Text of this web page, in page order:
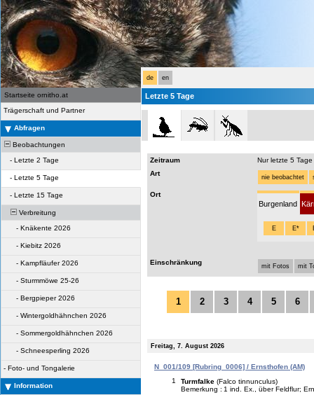
de en
Startseite ornitho.at
Trägerschaft und Partner
Abfragen
Beobachtungen
- Letzte 2 Tage
- Letzte 5 Tage
- Letzte 15 Tage
Verbreitung
- Knäkente 2026
- Kiebitz 2026
- Kampfläufer 2026
- Sturmmöwe 25-26
- Bergpieper 2026
- Wintergoldhähnchen 2026
- Sommergoldhähnchen 2026
- Schneesperling 2026
- Foto- und Tongalerie
Information
Letzte 5 Tage
Zeitraum
Nur letzte 5 Tage
Art
nie beobachtet
Ort
Burgenland
E E*
Einschränkung mit Fotos mit
1 2 3 4 5 6
Freitag, 7. August 2026
N_001/109 [Rubring_0006] / Ernsthofen (AM)
1
Turmfalke (Falco tinnunculus)
Bemerkung : 1 ind. Ex., über Feldflur;